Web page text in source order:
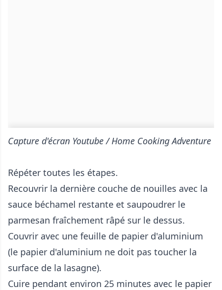
Capture d'écran Youtube / Home Cooking Adventure
Répéter toutes les étapes.
Recouvrir la dernière couche de nouilles avec la
sauce béchamel restante et saupoudrer le
parmesan fraîchement râpé sur le dessus.
Couvrir avec une feuille de papier d'aluminium
(le papier d'aluminium ne doit pas toucher la
surface de la lasagne).
Cuire pendant environ 25 minutes avec le papier